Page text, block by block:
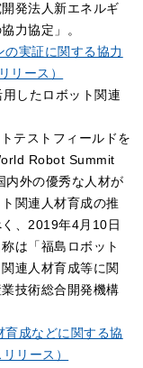
発法人新エネルギ
力協定」。
実証に関する協力
リース）
したロボット関連
テストフィールドを
Robot Summit
内外の優秀な人材が
関連人材育成の推
、2019年4月10日
は「福島ロボット
連人材育成等に関
技術総合開発機構
育成などに関する協
リース）